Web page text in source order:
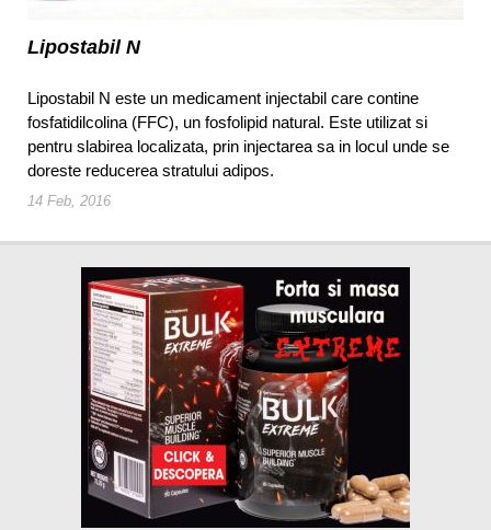
Lipostabil N
Lipostabil N este un medicament injectabil care contine
fosfatidilcolina (FFC), un fosfolipid natural. Este utilizat si
pentru slabirea localizata, prin injectarea sa in locul unde se
doreste reducerea stratului adipos.
14 Feb, 2016